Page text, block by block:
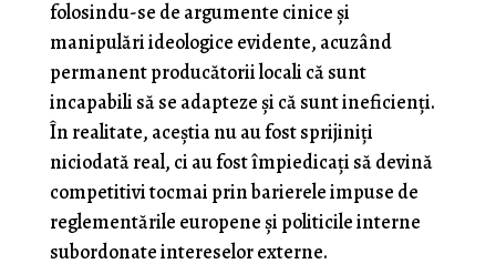
folosindu-se de argumente cinice și
manipulări ideologice evidente, acuzând
permanent producătorii locali că sunt
incapabili să se adapteze și că sunt ineficienți.
În realitate, aceștia nu au fost sprijiniți
niciodată real, ci au fost împiedicați să devină
competitivi tocmai prin barierele impuse de
reglementările europene și politicile interne
subordonate intereselor externe.